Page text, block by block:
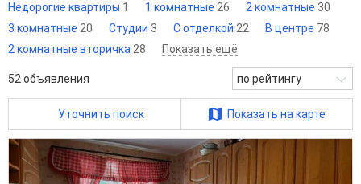
Недорогие квартиры 1 1 комнатные 26 2 комнатные 30
3 комнатные 20 Студии 3 С отделкой 22 В центре 78
2 комнатные вторичка 28 Показать ещё
52 объявления по рейтингу
Уточнить поиск Показать на карте